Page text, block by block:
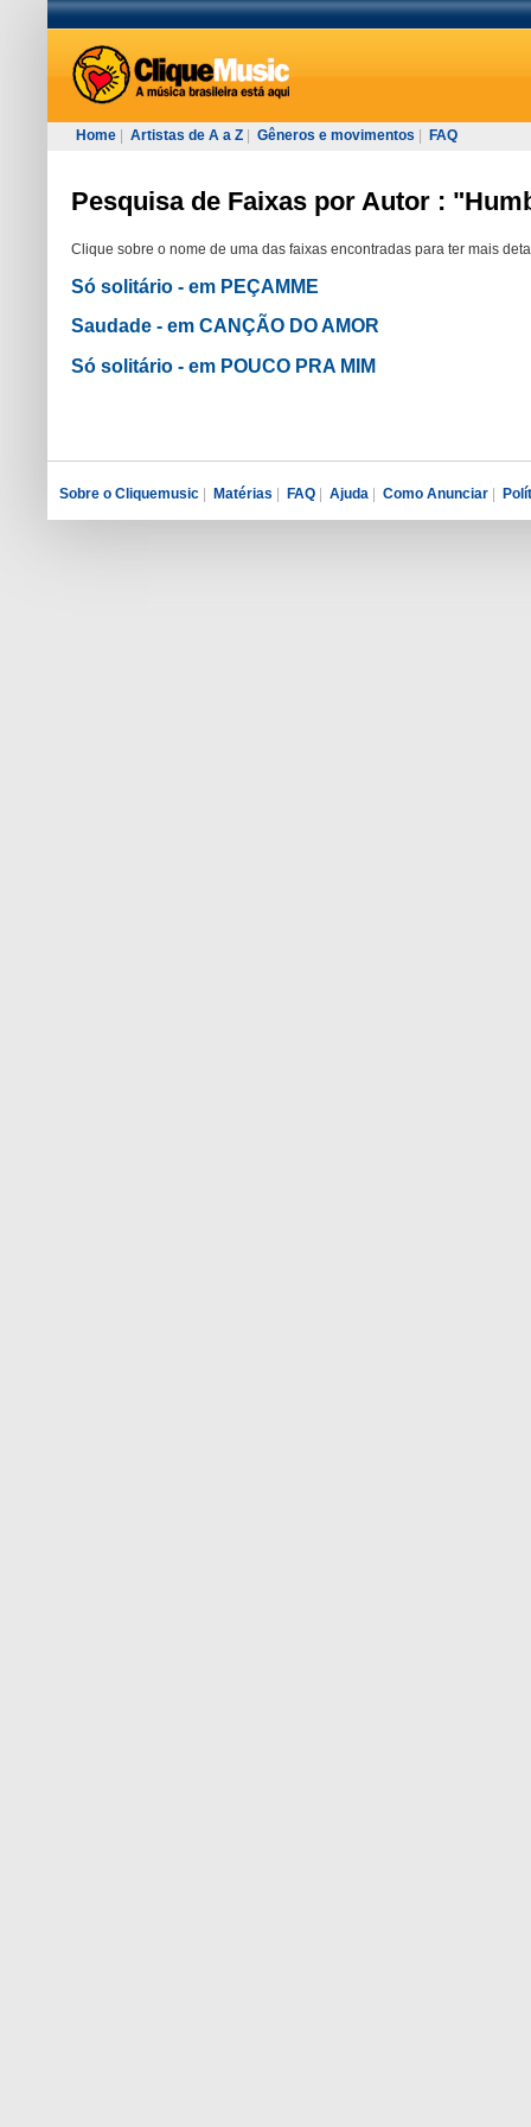
Home Artistas de A a Z Gêneros e movimentos FAQ
Pesquisa de Faixas por Autor :
Clique sobre o nome de uma das faixas encontradas para ter mais
Só solitário - em PEÇAMME
Saudade - em CANÇÃO DO AMOR
Só solitário - em POUCO PRA MIM
Sobre o Cliquemusic | Matérias | FAQ | Ajuda | Como Anunciar |